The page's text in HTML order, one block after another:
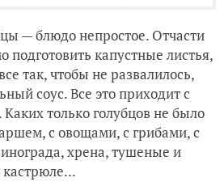
— блюдо непростое. Отчасти
подготовить капустные листья,
так, чтобы не развалилось,
соус. Все это приходит с
только голубцов не было
с овощами, с грибами, с
хрена, тушеные и